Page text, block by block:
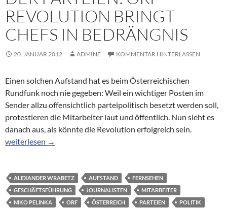
REVOLUTION BRINGT
CHEFS IN BEDRÄNGNIS
20. JANUAR 2012 ADMINE KOMMENTAR HINTERLASSEN
Einen solchen Aufstand hat es beim Österreichischen
Rundfunk noch nie gegeben: Weil ein wichtiger Posten im
Sender allzu offensichtlich parteipolitisch besetzt werden soll,
protestieren die Mitarbeiter laut und öffentlich. Nun sieht es
danach aus, als könnte die Revolution erfolgreich sein.
Protest gegen Einfluss der Parteien: ORF-Revolution bringt
weiterlesen →
ALEXANDER WRABETZ AUFSTAND
FERNSEHEN
GESCHÄFTSFÜHRUNG
JOURNALISTEN
MITARBEITER
NIKO PELINKA
ORF ÖSTERREICH PARTEIEN
POLITIK